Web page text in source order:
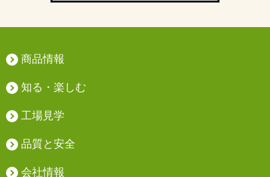
商品情報
知る・楽しむ
工場見学
品質と安全
会社情報